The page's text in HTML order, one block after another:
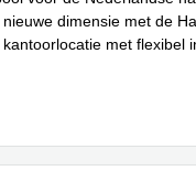
dimensie met de
met flexibel